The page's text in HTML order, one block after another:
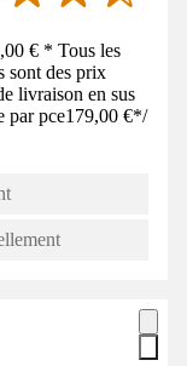
€ * Tous les
sont des prix
livraison en sus
par pce179,00 €*/